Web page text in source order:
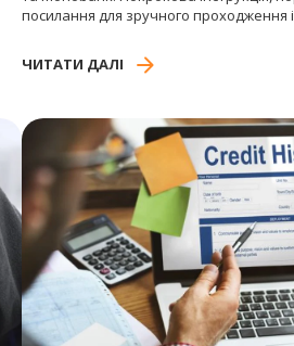
посилання для зручного проходження
ЧИТАТИ ДАЛІ